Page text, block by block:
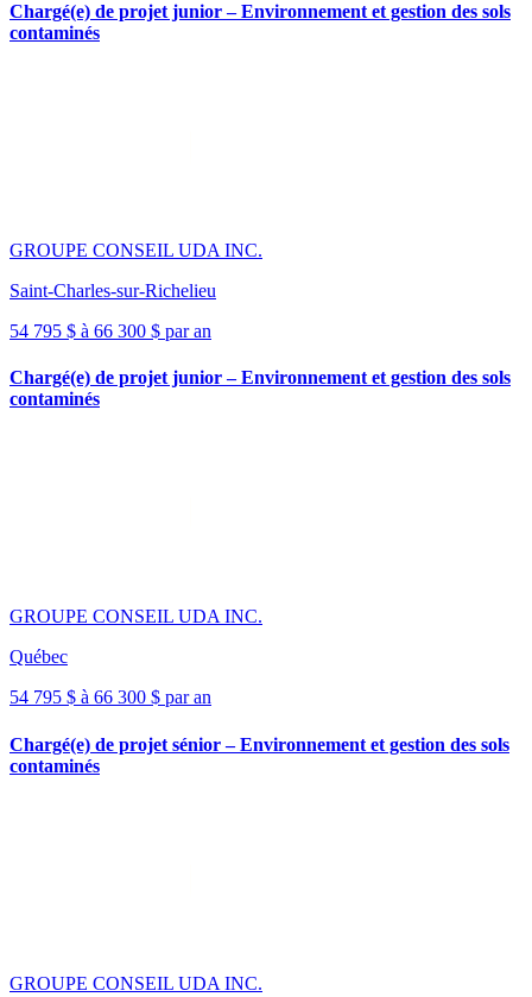
Chargé(e) de projet junior – Environnement et gestion des sols
contaminés
GROUPE CONSEIL UDA INC.
Saint-Charles-sur-Richelieu
54 795 $ à 66 300 $ par an
Chargé(e) de projet junior – Environnement et gestion des sols
contaminés
GROUPE CONSEIL UDA INC.
Québec
54 795 $ à 66 300 $ par an
Chargé(e) de projet sénior – Environnement et gestion des sols
contaminés
GROUPE CONSEIL UDA INC.